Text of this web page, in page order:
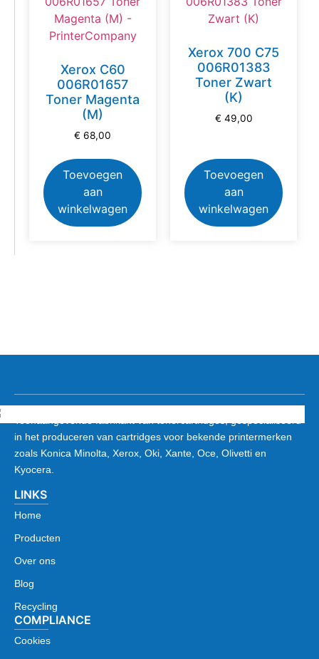
Xerox C60
006R01657
Toner Magenta
(M)
€ 68,00
Toevoegen
aan
winkelwagen
Xerox 700 C75
006R01383
Toner Zwart
(K)
€ 49,00
Toevoegen
aan
winkelwagen
in het produceren van cartridges voor bekende printermerken
zoals Konica Minolta, Xerox, Oki, Xante, Oce, Olivetti en
Kyocera.
LINKS
Home
Producten
Over ons
Blog
Recycling
COMPLIANCE
Cookies